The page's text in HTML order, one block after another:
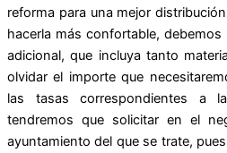
reforma para una mejor
hacerla más confortable,
adicional, que incluya tanto
olvidar el importe que
las tasas correspondientes a
tendremos que solicitar en el
ayuntamiento del que se trate,